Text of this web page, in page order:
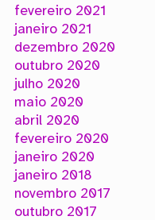
fevereiro 2021
janeiro 2021
dezembro 2020
outubro 2020
julho 2020
maio 2020
abril 2020
fevereiro 2020
janeiro 2020
janeiro 2018
novembro 2017
outubro 2017